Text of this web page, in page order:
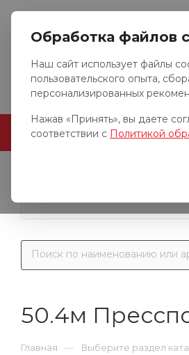
ГЛАВНАЯ
50.4м
Главная — Выберите раздел
Обработка файлов
Наш сайт использует файлы
пользовательского опыта,
персонализированных
Нажав «Принять», вы даете
соответствии с Политикой